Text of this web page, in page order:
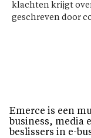
klachten krijgt
geschreven door
Emerce is een
business, media
beslissers in e-